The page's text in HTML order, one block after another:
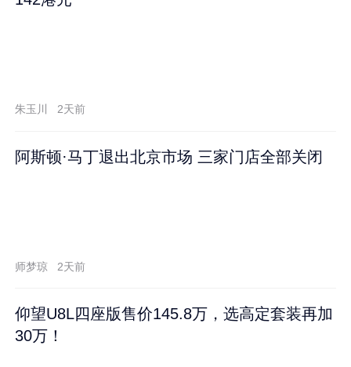
朱玉川 2天前
阿斯顿·马丁退出北京市场 三家门店全部关闭
师梦琼 2天前
仰望U8L四座版售价145.8万，选高定套装再加
30万！